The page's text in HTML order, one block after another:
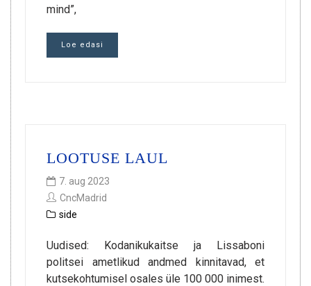
mind”,
Loe edasi
LOOTUSE LAUL
7. aug 2023
CncMadrid
side
Uudised: Kodanikukaitse ja Lissaboni
politsei ametlikud andmed kinnitavad, et
kutsekohtumisel osales üle 100 000 inimest.